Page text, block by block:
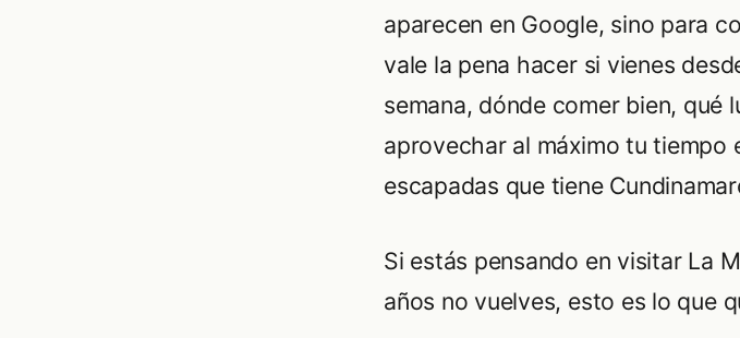
aparecen en Google, sino para
vale la pena hacer si vienes
semana, dónde comer bien, qué
aprovechar al máximo tu tiempo
escapadas que tiene
Si estás pensando en visitar La
años no vuelves, esto es lo que